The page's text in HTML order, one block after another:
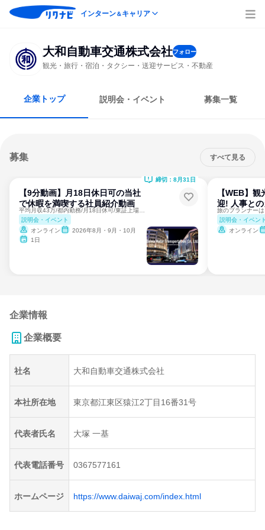
インターン＆キャリア
大和自動車交通株式会社フォロー
観光・旅行・宿泊・タクシー・送迎サービス・不動産
企業トップ 説明会・イベント 募集一覧
募集 すべて見る
【9分動画】月18日休日可の当社
で休暇を満喫する社員紹介動画
説明会・イベント
オンライン
2026年8月・9月・10月
1日
締切：8月31日
【WEB】
迎! 人事と
説明会・イベン
オンライン
企業情報
企業概要
社名 大和自動車交通株式会社
本社所在地 東京都江東区猿江2丁目16番31号
代表者氏名 大塚 一基
代表電話番号 0367577161
ホームページ https://www.daiwaj.com/index.html